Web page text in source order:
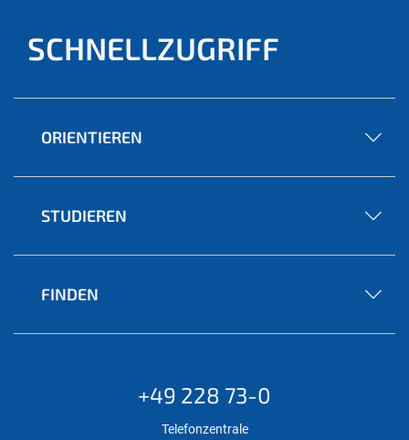
SCHNELLZUGRIFF
ORIENTIEREN
STUDIEREN
FINDEN
+49 228 73-0
Telefonzentrale